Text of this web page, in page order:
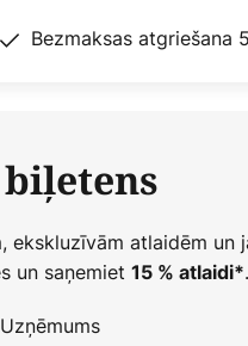
Bezmaksas atgriešana
atlaidēm un
un saņemiet 15 % atlaidi*.
Uzņēmums